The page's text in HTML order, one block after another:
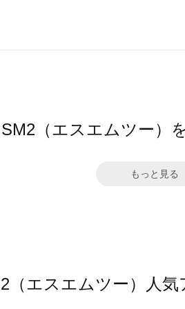
SM2（エスエムツー）
もっと見る
（エスエムツー）人